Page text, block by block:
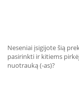
Neseniai įsigijote šią
pasirinkti ir kitiems
nuotrauką (-as)?